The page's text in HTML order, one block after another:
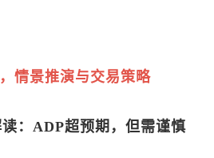
情景推演与交易策略
：ADP超预期，但需谨慎